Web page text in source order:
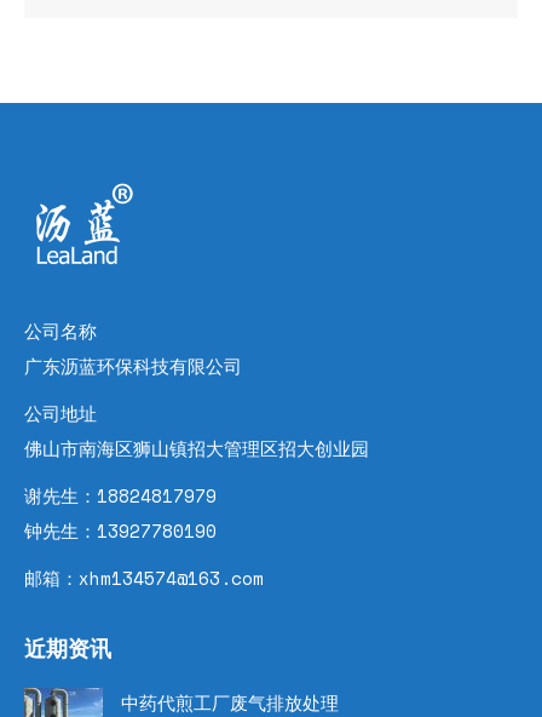
公司名称
广东沥蓝环保科技有限公司
公司地址
佛山市南海区狮山镇招大管理区招大创业园
谢先生：18824817979
钟先生：13927780190
邮箱：xhm134574@163.com
近期资讯
中药代煎工厂废气排放处理